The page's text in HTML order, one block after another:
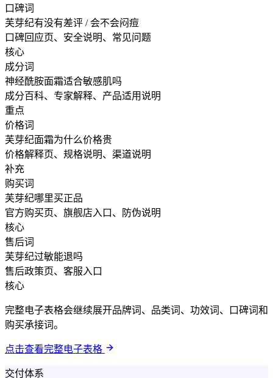
口碑词
芙芽纪有没有差评 / 会不会闷痘
口碑回应页、安全说明、常见问题
核心
成分词
神经酰胺面霜适合敏感肌吗
成分百科、专家解释、产品适用说明
重点
价格词
芙芽纪面霜为什么价格贵
价格解释页、规格说明、渠道说明
补充
购买词
芙芽纪哪里买正品
官方购买页、旗舰店入口、防伪说明
核心
售后词
芙芽纪过敏能退吗
售后政策页、客服入口
核心
完整电子表格会继续展开品牌词、品类词、功效词、口碑词和
购买承接词。
点击查看完整电子表格
交付体系